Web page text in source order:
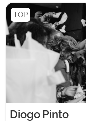
TOP
Diogo Pinto